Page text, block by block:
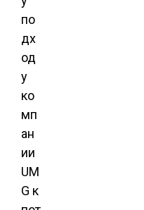
по
дх
од
у
ко
мп
ан
ии
UM
G к